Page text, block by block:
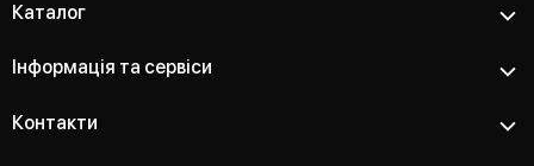
Каталог
Інформація та сервіси
Контакти